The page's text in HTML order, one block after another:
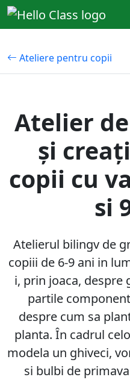
Ateliere pentru copii
Atelier
și
copii cu
si
Atelierul bilingv de
copiii de 6-9 ani in
i, prin joaca, despre
partile
despre cum sa
planta. În cadrul
modela un ghiveci,
si bulbi de